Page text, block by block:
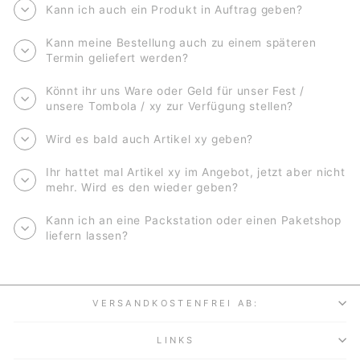
Kann ich auch ein Produkt in Auftrag geben?
Kann meine Bestellung auch zu einem späteren
Termin geliefert werden?
Könnt ihr uns Ware oder Geld für unser Fest /
unsere Tombola / xy zur Verfügung stellen?
Wird es bald auch Artikel xy geben?
Ihr hattet mal Artikel xy im Angebot, jetzt aber nicht
mehr. Wird es den wieder geben?
Kann ich an eine Packstation oder einen Paketshop
liefern lassen?
VERSANDKOSTENFREI AB:
LINKS